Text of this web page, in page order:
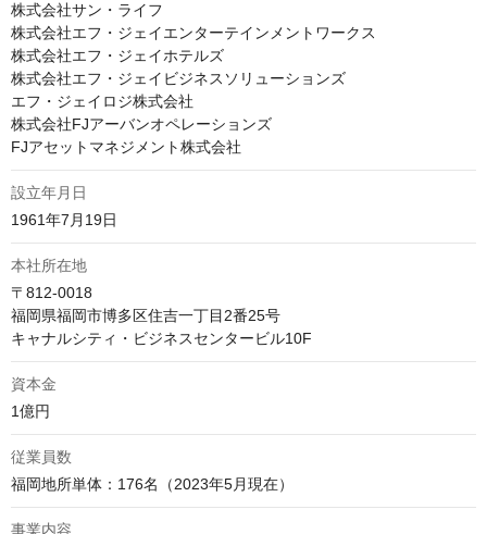
株式会社サン・ライフ
株式会社エフ・ジェイエンターテインメントワークス
株式会社エフ・ジェイホテルズ
株式会社エフ・ジェイビジネスソリューションズ
エフ・ジェイロジ株式会社
株式会社FJアーバンオペレーションズ
FJアセットマネジメント株式会社
設立年月日
1961年7月19日
本社所在地
〒812-0018
福岡県福岡市博多区住吉一丁目2番25号
キャナルシティ・ビジネスセンタービル10F
資本金
1億円
従業員数
福岡地所単体：176名（2023年5月現在）
事業内容